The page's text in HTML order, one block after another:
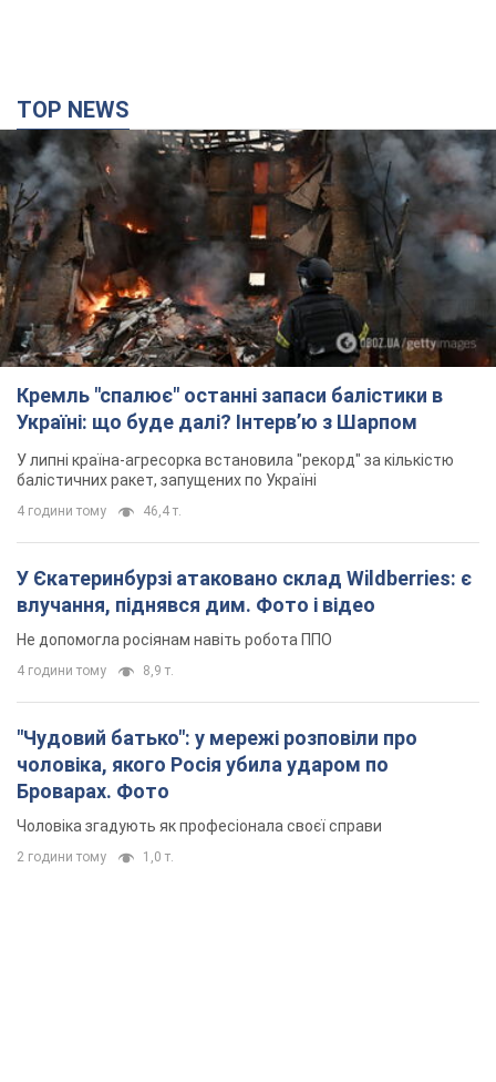
TOP NEWS
Кремль "спалює" останні запаси балістики в
Україні: що буде далі? Інтерв’ю з Шарпом
У липні країна-агресорка встановила "рекорд" за кількістю
балістичних ракет, запущених по Україні
4 години тому 46,4 т.
У Єкатеринбурзі атаковано склад Wildberries: є
влучання, піднявся дим. Фото і відео
Не допомогла росіянам навіть робота ППО
4 години тому 8,9 т.
"Чудовий батько": у мережі розповіли про
чоловіка, якого Росія убила ударом по
Броварах. Фото
Чоловіка згадують як професіонала своєї справи
2 години тому 1,0 т.